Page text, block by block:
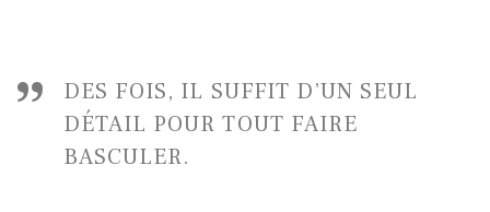
DES FOIS, IL SUFFIT D’UN SEUL
DÉTAIL POUR TOUT FAIRE
BASCULER.